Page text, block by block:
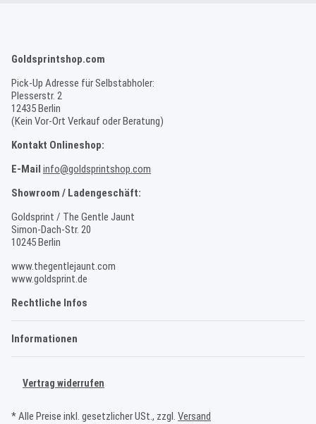
Goldsprintshop.com
Pick-Up Adresse für Selbstabholer:
Plesserstr. 2
12435 Berlin
(Kein Vor-Ort Verkauf oder Beratung)
Kontakt Onlineshop:
E-Mail info@goldsprintshop.com
Showroom / Ladengeschäft:
Goldsprint / The Gentle Jaunt
Simon-Dach-Str. 20
10245 Berlin
www.thegentlejaunt.com
www.goldsprint.de
Rechtliche Infos
Informationen
Vertrag widerrufen
* Alle Preise inkl. gesetzlicher USt., zzgl. Versand